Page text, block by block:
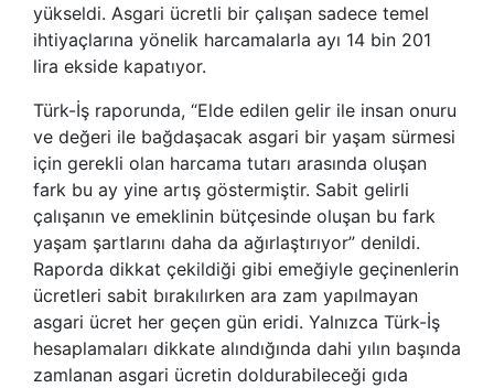
yükseldi. Asgari ücretli bir çalışan sadece temel
ihtiyaçlarına yönelik harcamalarla ayı 14 bin 201
lira ekside kapatıyor.
Türk-İş raporunda, “Elde edilen gelir ile insan onuru
ve değeri ile bağdaşacak asgari bir yaşam sürmesi
için gerekli olan harcama tutarı arasında oluşan
fark bu ay yine artış göstermiştir. Sabit gelirli
çalışanın ve emeklinin bütçesinde oluşan bu fark
yaşam şartlarını daha da ağırlaştırıyor” denildi.
Raporda dikkat çekildiği gibi emeğiyle geçinenlerin
ücretleri sabit bırakılırken ara zam yapılmayan
asgari ücret her geçen gün eridi. Yalnızca Türk-İş
hesaplamaları dikkate alındığında dahi yılın başında
zamlanan asgari ücretin doldurabileceği gıda